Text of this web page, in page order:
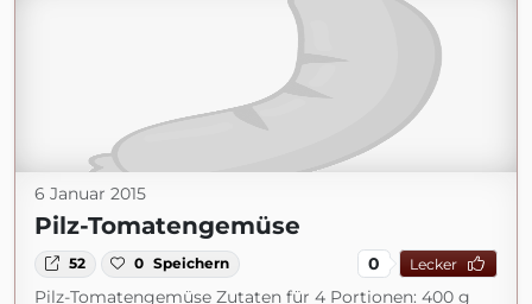
6 Januar 2015
Pilz-Tomatengemüse
52 0 Speichern 0 Lecker
Pilz-Tomatengemüse Zutaten für 4 Portionen: 400 g